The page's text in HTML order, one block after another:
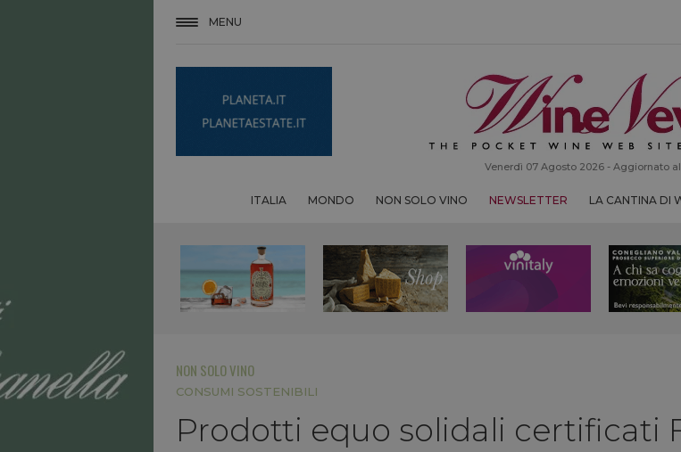
MENU
Venerdì 07 Agosto 2026 - Aggiornato
ITALIA MONDO NON SOLO VINO NEWSLETTER LA CANTINA DI
NON SOLO VINO
CONSUMI SOSTENIBILI
Prodotti equo solidali certificati